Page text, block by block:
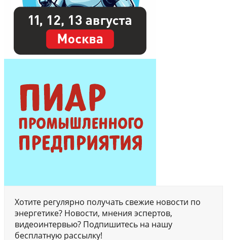
Хотите регулярно получать свежие новости по
энергетике? Новости, мнения эспертов,
видеоинтервью? Подпишитесь на нашу
бесплатную рассылку!